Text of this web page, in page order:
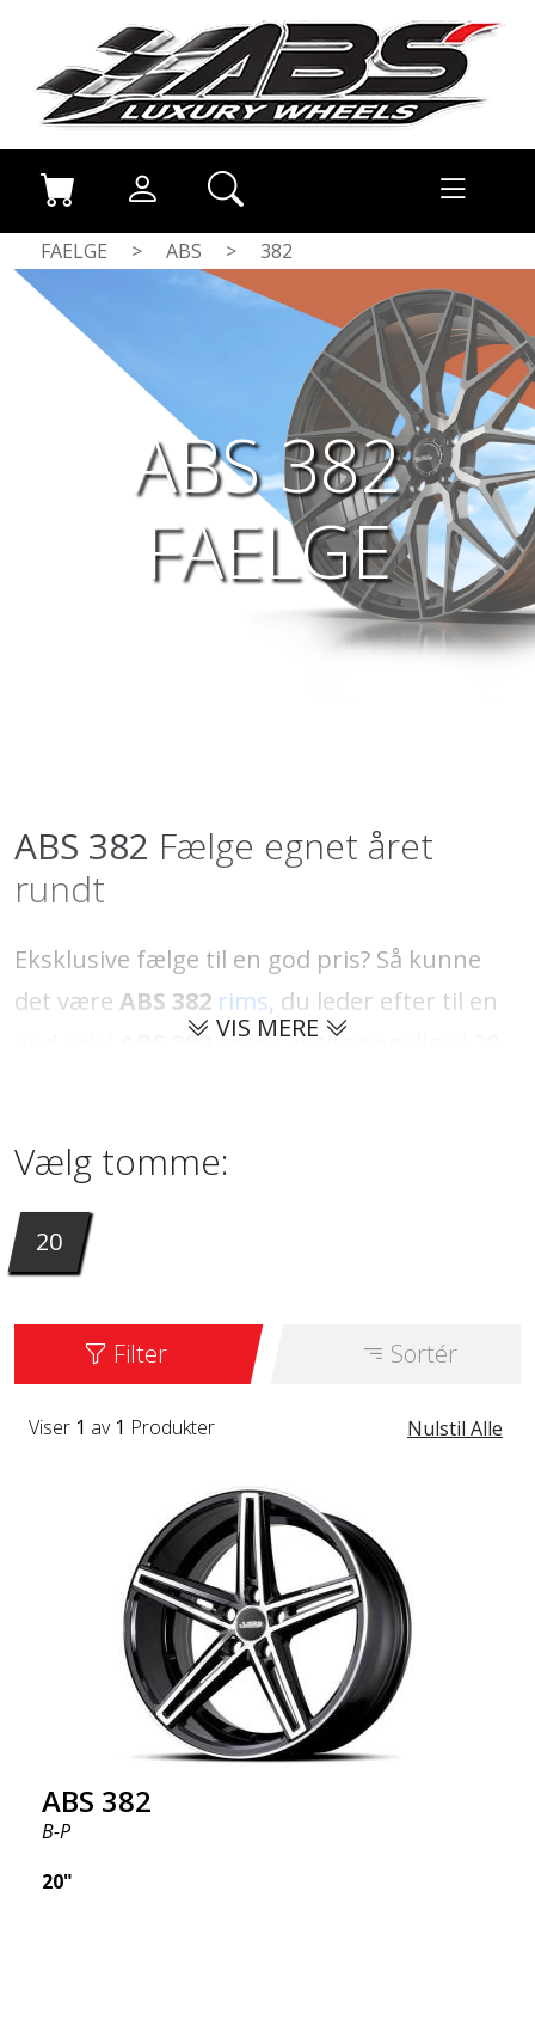
FAELGE > ABS > 382
ABS 382
FAELGE
ABS 382 Fælge egnet året
rundt
Eksklusive fælge til en god pris? Så kunne
det være ABS 382 rims, du leder efter til en
ABS 382 fælge er tilgængelige i 20
VIS MERE
Vælg tomme:
20
Filter Sortér
Nulstil Alle
Viser 1 av 1 Produkter
ABS 382
B-P
20"